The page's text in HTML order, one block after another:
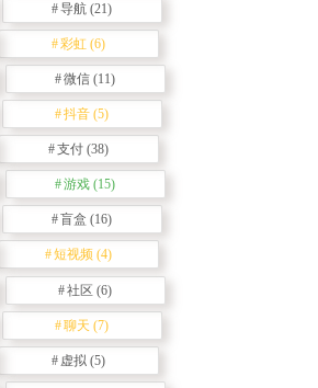
导航 (21)
彩虹 (6)
微信 (11)
抖音 (5)
支付 (38)
游戏 (15)
盲盒 (16)
短视频 (4)
社区 (6)
聊天 (7)
虚拟 (5)